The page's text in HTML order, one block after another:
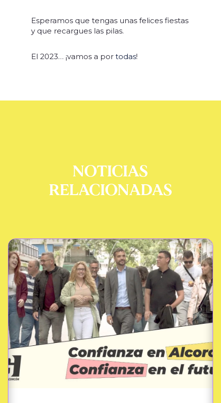
Esperamos que tengas unas felices fiestas
y que recargues las pilas.
El 2023… ¡vamos a portodas!
NOTICIAS
RELACIONADAS